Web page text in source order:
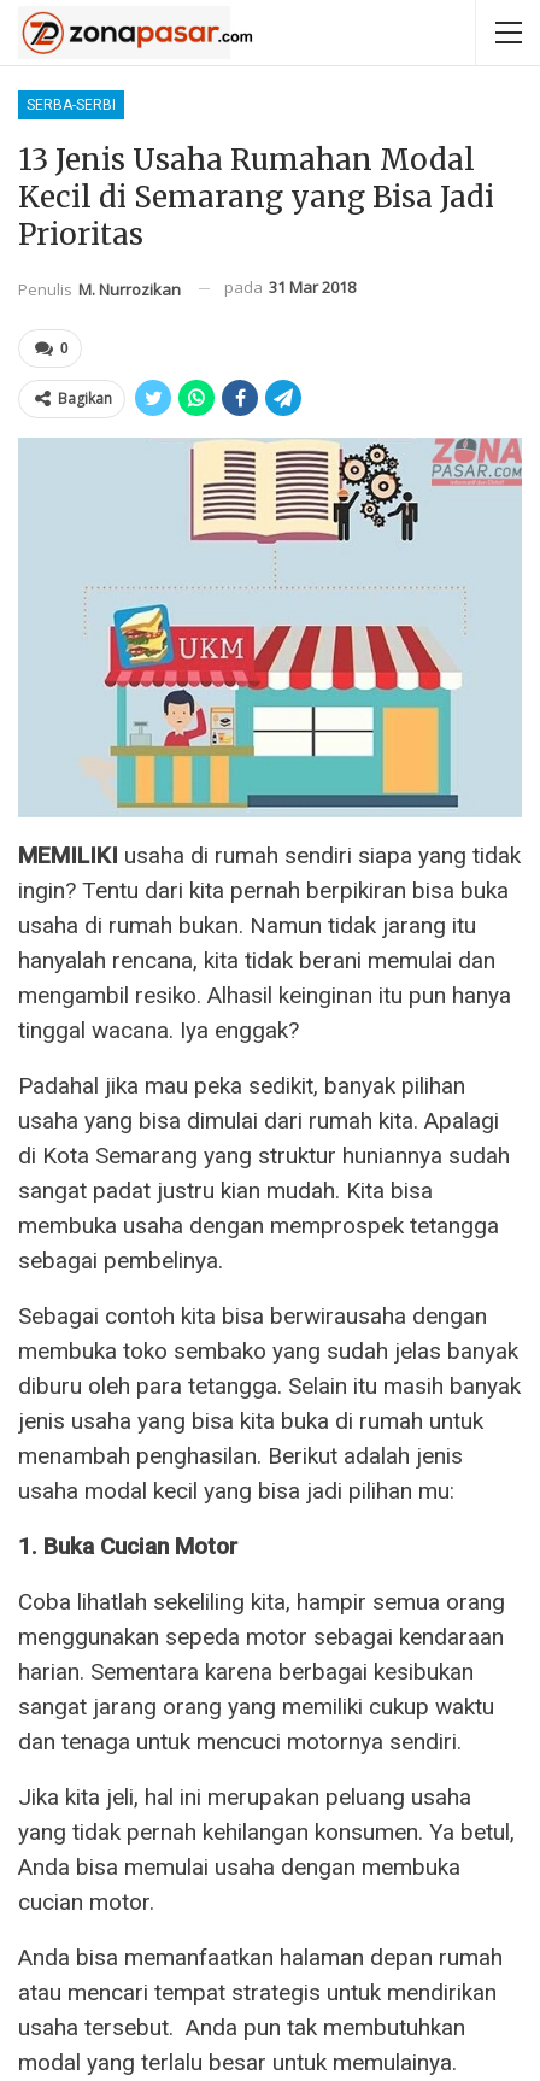
SERBA-SERBI
13 Jenis Usaha Rumahan Modal
Kecil di Semarang yang Bisa Jadi
Prioritas
Penulis M. Nurrozikan pada 31 Mar 2018
0
Bagikan
MEMILIKI usaha di rumah sendiri siapa yang tidak
ingin? Tentu dari kita pernah berpikiran bisa buka
usaha di rumah bukan. Namun tidak jarang itu
hanyalah rencana, kita tidak berani memulai dan
mengambil resiko. Alhasil keinginan itu pun hanya
tinggal wacana. Iya enggak?
Padahal jika mau peka sedikit, banyak pilihan
usaha yang bisa dimulai dari rumah kita. Apalagi
di Kota Semarang yang struktur huniannya sudah
sangat padat justru kian mudah. Kita bisa
membuka usaha dengan memprospek tetangga
sebagai pembelinya.
Sebagai contoh kita bisa berwirausaha dengan
membuka toko sembako yang sudah jelas banyak
diburu oleh para tetangga. Selain itu masih banyak
jenis usaha yang bisa kita buka di rumah untuk
menambah penghasilan. Berikut adalah jenis
usaha modal kecil yang bisa jadi pilihan mu:
1. Buka Cucian Motor
Coba lihatlah sekeliling kita, hampir semua orang
menggunakan sepeda motor sebagai kendaraan
harian. Sementara karena berbagai kesibukan
sangat jarang orang yang memiliki cukup waktu
dan tenaga untuk mencuci motornya sendiri.
Jika kita jeli, hal ini merupakan peluang usaha
yang tidak pernah kehilangan konsumen. Ya betul,
Anda bisa memulai usaha dengan membuka
cucian motor.
Anda bisa memanfaatkan halaman depan rumah
atau mencari tempat strategis untuk mendirikan
usaha tersebut. Anda pun tak membutuhkan
modal yang terlalu besar untuk memulainya.